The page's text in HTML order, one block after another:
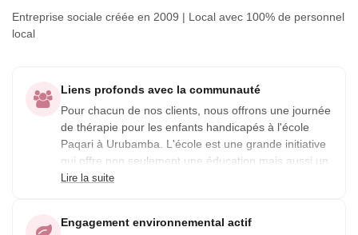
Entreprise sociale créée en 2009 | Local avec 100% de personnel
local
Liens profonds avec la communauté
Pour chacun de nos clients, nous offrons une journée
de thérapie pour les enfants handicapés à l'école
Paqari à Urubamba. L'école est une grande initiative
qui offre non seulement une éducation mais aussi un
accès à la santé, au logement et au conseil à plus de
de l'Association Sol y Luna.
Lire la suite
Engagement environnemental actif